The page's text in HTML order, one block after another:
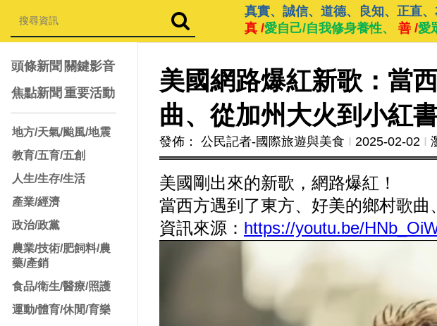
真實、誠信、道德、良知、正直
真 /愛自己/自我修身養性、 善 /愛
頭條新聞 關鍵影音
焦點新聞 重要活動
地方/天氣/颱風/地震
教育/五育/五創
人生/生存/生活
產業/經濟
政治/政黨
農業/技術/肥飼料/農
藥/產銷
食品/衛生/醫療/照護
運動/體育/休閒/育樂
美國網路爆紅新歌：當
曲、從加州大火到小
發佈： 公民記者-國際旅遊與美食 Ι 2025-02-02 Ι
美國剛出來的新歌，網路爆紅！
當西方遇到了東方、好美的鄉村歌
資訊來源： https://youtu.be/